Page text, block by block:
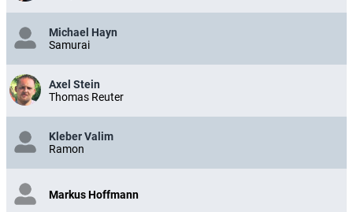
Michael Hayn
Samurai
Axel Stein
Thomas Reuter
Kleber Valim
Ramon
Markus Hoffmann